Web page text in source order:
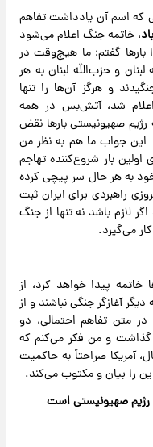
که اسم آن یادداشت تفاهم
، خاتمه جنگ اعلام می‌شود
بارها گفتم؛ ما هیچ‌وقت در
و حزب‌الله لبنان به هر
و هرگز آن‌ها را تنها
شد، آتش‌بس در همه
رژیم صهیونیستی بارها نقض
جواب ما هم به نظر من
بار شروع‌کننده تهاجم
به هر حال سر پیچی کرده
راهبردی برای ایران ثبت
لازم باشد نه تنها از جنگ
می‌گیرد.
پیدا خواهد کرد، از
آغازگر جنگی نباشند و از
در متن تفاهم احتمالی، دو
گذاشت و من فکر می‌کنم که
اولین بار است که بعد از ۴۷ سال، آمریکا صراحتاً به حاکمیت
را بیان و مکتوب می‌کند.
رژیم صهیونیستی است